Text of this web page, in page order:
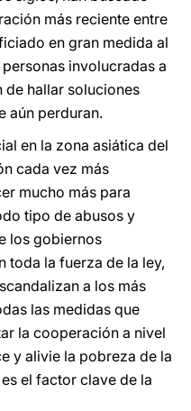
más reciente entre
en gran medida al
involucradas a
de hallar soluciones
aún perduran.
en la zona asiática del
cada vez más
mucho más para
tipo de abusos y
los gobiernos
toda la fuerza de la ley,
a los más
las medidas que
la cooperación a nivel
y alivie la pobreza de la
el factor clave de la